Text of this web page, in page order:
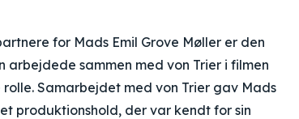
for Mads Emil Grove Møller er den
arbejdede sammen med von Trier i filmen
Samarbejdet med von Trier gav Mads
produktionshold, der var kendt for sin